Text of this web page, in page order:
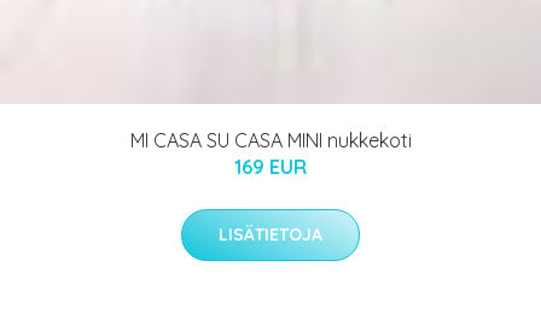
MI CASA SU CASA MINI nukkekoti
169 EUR
LISÄTIETOJA